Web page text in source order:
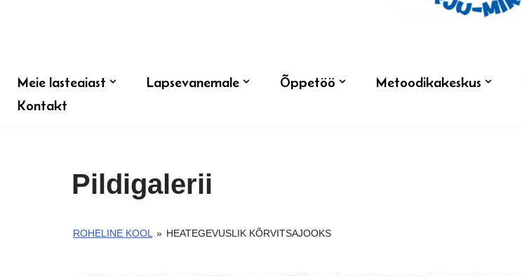
Meie lasteaiast Lapsevanemale Õppetöö Metoodikakeskus
Kontakt
Pildigalerii
ROHELINE KOOL » HEATEGEVUSLIK KÕRVITSAJOOKS